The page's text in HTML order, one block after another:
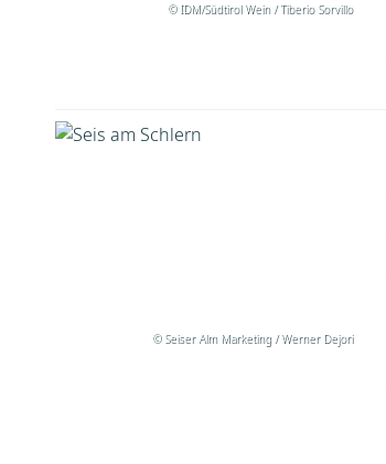
© IDM/Südtirol Wein / Tiberio Sorvillo
© Seiser Alm Marketing / Werner Dejori